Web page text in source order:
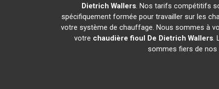
Dietrich Wallers. Nos tarifs compétitifs
spécifiquement formée pour travailler sur les
votre système de chauffage. Nous sommes à
votre chaudière fioul De Dietrich Wallers.
sommes fiers de